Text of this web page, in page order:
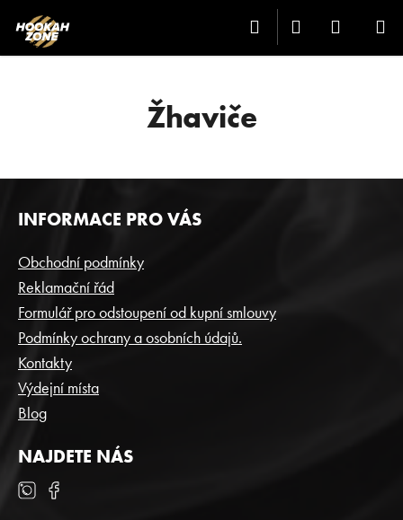
Přejít
na
obsah
HledatPřihlášení
košík
Žhaviče
O
Š
Zpět
Zpět
O
Ř
E
B
U
J
E
T
E
N
A
J
Í
Z
Á
P
A
T
Í
INFORMACE PRO VÁS
Obchodní podmínky
Reklamační řád
Formulář pro odstoupení od kupní smlouvy
Podmínky ochrany a osobních údajů.
Kontakty
Výdejní místa
Blog
NAJDETE NÁS